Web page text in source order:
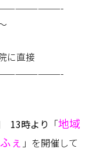
に直接
13時より 「地域
ぇ 」を開催して